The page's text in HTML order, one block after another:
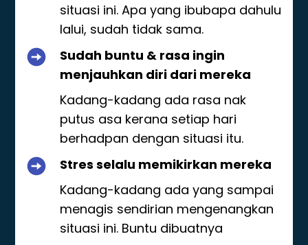
situasi ini. Apa yang ibubapa dahulu
lalui, sudah tidak sama.
Sudah buntu & rasa ingin
menjauhkan diri dari mereka
Kadang-kadang ada rasa nak
putus asa kerana setiap hari
berhadpan dengan situasi itu.
Stres selalu memikirkan mereka
Kadang-kadang ada yang sampai
menagis sendirian mengenangkan
situasi ini. Buntu dibuatnya